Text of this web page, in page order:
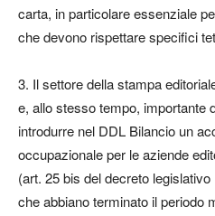
carta, in particolare essenziale
che devono rispettare specifici
3. Il settore della stampa
e, allo stesso tempo, importante
introdurre nel DDL Bilancio un
occupazionale per le aziende
(art. 25 bis del decreto
che abbiano terminato il periodo